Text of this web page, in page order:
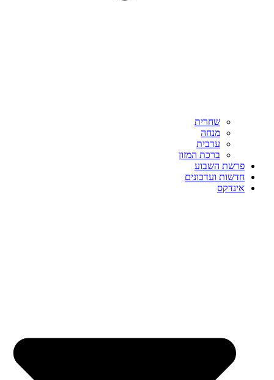
שחרית
מנחה
ערבית
ברכת המזון
פרשת השבוע
חדשות ועדכונים
אינדקס